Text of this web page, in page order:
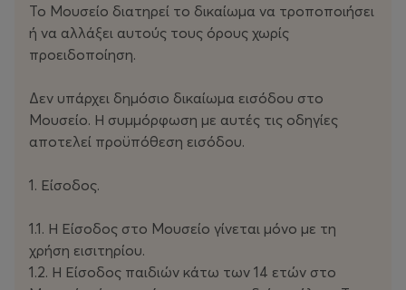
Το Μουσείο διατηρεί το δικαίωμα να τροποποιήσει
ή να αλλάξει αυτούς τους όρους χωρίς
προειδοποίηση.
Δεν υπάρχει δημόσιο δικαίωμα εισόδου στο
Μουσείο. Η συμμόρφωση με αυτές τις οδηγίες
αποτελεί προϋπόθεση εισόδου.
1. Είσοδος.
1.1. Η Είσοδος στο Μουσείο γίνεται μόνο με τη
χρήση εισιτηρίου.
1.2. Η Είσοδος παιδιών κάτω των 14 ετών στο